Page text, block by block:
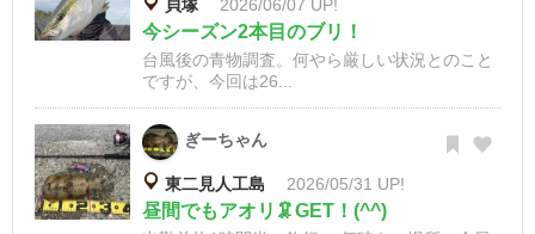
貝塚 2026/06/07 UP!
今シーズン2本目のブリ！
台風後の青物調査。何やら厳しい状況とのこと
ですが、今回は26...
ぎーちゃん
東二見人工島 2026/05/31 UP!
昼間でもアオリ🦑GET！(^^)